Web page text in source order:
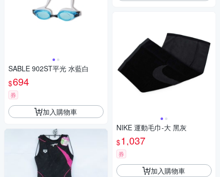
SABLE 902ST平光 水藍白
$694
券
加入購物車
NIKE 運動毛巾-大 黑灰
$1,037
券
加入購物車